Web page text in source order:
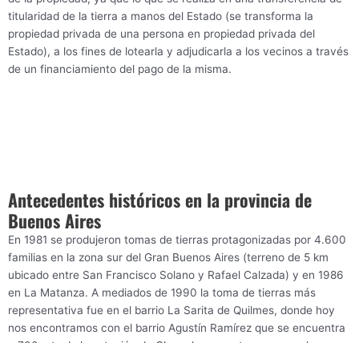
titularidad de la tierra a manos del Estado (se transforma la
propiedad privada de una persona en propiedad privada del
Estado), a los fines de lotearla y adjudicarla a los vecinos a través
de un financiamiento del pago de la misma.
Antecedentes históricos en la provincia de
Buenos Aires
En 1981 se produjeron tomas de tierras protagonizadas por 4.600
familias en la zona sur del Gran Buenos Aires (terreno de 5 km
ubicado entre San Francisco Solano y Rafael Calzada) y en 1986
en La Matanza. A mediados de 1990 la toma de tierras más
representativa fue en el barrio La Sarita de Quilmes, donde hoy
nos encontramos con el barrio Agustín Ramírez que se encuentra